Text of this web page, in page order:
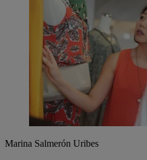
Marina Salmerón Uribes